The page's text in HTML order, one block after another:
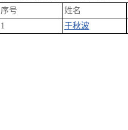
序号
姓名
1
于秋波